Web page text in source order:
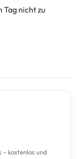
Tag nicht zu
– kostenlos und